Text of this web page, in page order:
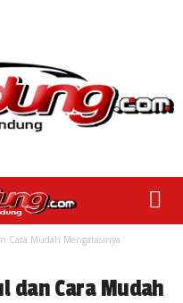
Cara Mudah Mengatasinya
dan Cara Mudah